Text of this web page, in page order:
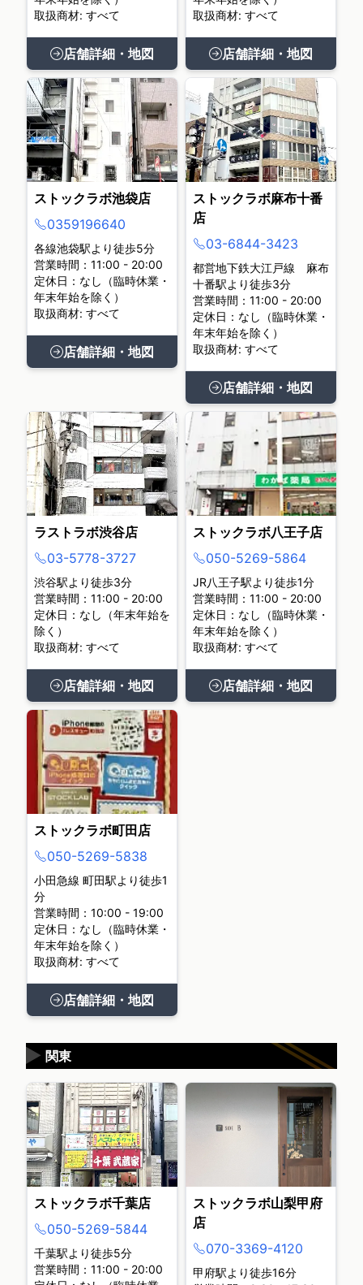
取扱商材: すべて
店舗詳細・地図
取扱商材: すべて
店舗詳細・地図
ストックラボ池袋店
0359196640
各線池袋駅より徒歩5分
営業時間：11:00 - 20:00
定休日：なし（臨時休業・
年末年始を除く）
取扱商材: すべて
店舗詳細・地図
ストックラボ麻布十番
店
03-6844-3423
都営地下鉄大江戸線 麻布
十番駅より徒歩3分
営業時間：11:00 - 20:00
定休日：なし（臨時休業・
年末年始を除く）
取扱商材: すべて
店舗詳細・地図
ラストラボ渋谷店
03-5778-3727
渋谷駅より徒歩3分
営業時間：11:00 - 20:00
定休日：なし（年末年始を
除く）
取扱商材: すべて
店舗詳細・地図
ストックラボ八王子店
050-5269-5864
JR八王子駅より徒歩1分
営業時間：11:00 - 20:00
定休日：なし（臨時休業・
年末年始を除く）
取扱商材: すべて
店舗詳細・地図
ストックラボ町田店
050-5269-5838
小田急線 町田駅より徒歩1
分
営業時間：10:00 - 19:00
定休日：なし（臨時休業・
年末年始を除く）
取扱商材: すべて
店舗詳細・地図
関東
▶
ストックラボ千葉店
050-5269-5844
千葉駅より徒歩5分
営業時間：11:00 - 20:00
ストックラボ山梨甲府
店
070-3369-4120
甲府駅より徒歩16分